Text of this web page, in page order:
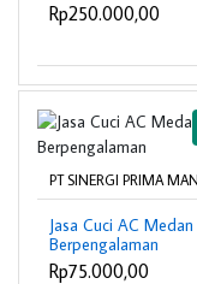
Terpercaya
Rp250.000,00
PT SINERGI PRIMA
Jasa Cuci AC Medan
Berpengalaman
Rp75.000,00